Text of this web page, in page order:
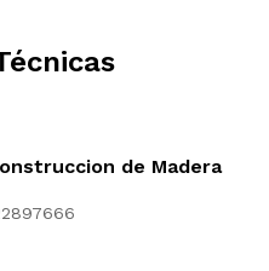
de Madera